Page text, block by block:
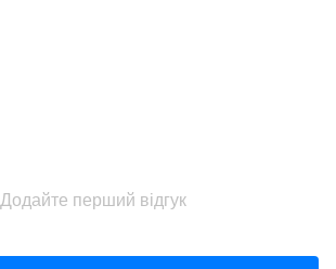
Додайте перший відгук